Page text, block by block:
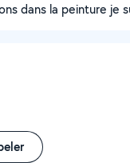
dans la peinture je